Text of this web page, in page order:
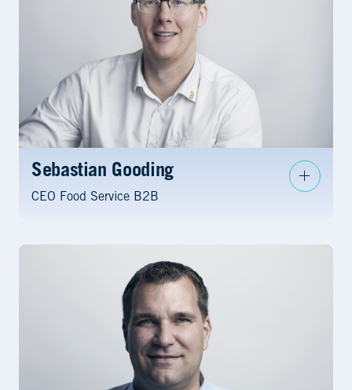
Sebastian Gooding
CEO Food Service B2B